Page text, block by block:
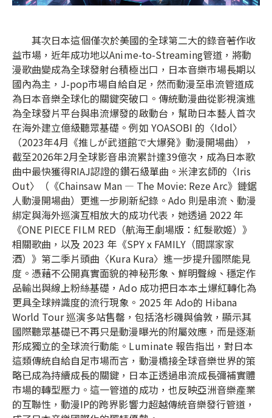
其次日本這個僅次於美國的全球第二大的錄音著作收
益市場，近年成功地以Anime-to-Streaming管道，將動
漫歌曲變成為全球發射台積極出口，日本音樂市場長期以
國內為主，J-pop市場自給自足，然而動漫至串流管道成
為日本音樂全球化的關鍵突破口。傳統動漫曲從影視演進
為全球發片平台與串流爆發的啟動台，幫助日本藝人首次
在海外建立億級聽眾基礎。例如 YOASOBI 的〈Idol〉
（2023年4月《推しが武道館で大爆発》動漫開場曲），
截至2026年2月全球影音串流累計達39億次，成為日本歌
曲中最快獲得RIAJ認證的鑽石級單曲。米津玄師的〈Iris
Out〉（《Chainsaw Man — The Movie: Reze Arc》鏈鋸
人動漫開場曲）更進一步刷新紀錄。Ado 則是串流、動漫
綁定與海外巡演互相放大的成功代表，她透過 2022 年
《ONE PIECE FILM RED（航海王劇場版：紅髮歌姬）》
相關歌曲，以及 2023 年《SPY x FAMILY（間諜家家
酒）》第二季片頭曲〈Kura Kura〉進一步提升國際能見
度。憑藉不公開真實面貌的神秘形象、鮮明聲線、穩定作
品輸出與線上粉絲基礎，Ado 成功把日本本土爆紅轉化為
更具全球辨識度的流行現象。2025 年 Ado的 Hibana
World Tour 巡演多站售罄，包括洛杉磯與倫敦，顯示其
國際聽眾基礎已不再只是動漫曝光的附屬效應，而是逐漸
形成獨立的全球流行動能。Luminate 報告指出，對日本
這類傳統自給自足市場而言，動漫橋接全球音樂世界的策
略已成為持續成長的關鍵，日本正透過串流成長彌補實體
市場的轉型壓力。這一管道的成功，也反映亞洲音樂產業
的互聯性，動漫IP的跨界影響力超越傳統音樂發行管道，